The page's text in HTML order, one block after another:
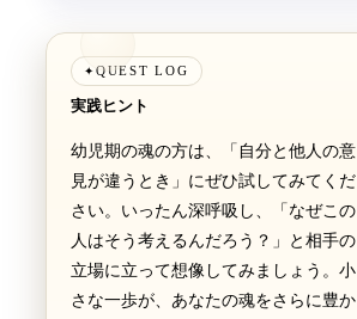
✦QUEST LOG
実践ヒント
幼児期の魂の方は、「自分と他人の意
見が違うとき」にぜひ試してみてくだ
さい。いったん深呼吸し、「なぜこの
人はそう考えるんだろう？」と相手の
立場に立って想像してみましょう。小
さな一歩が、あなたの魂をさらに豊か